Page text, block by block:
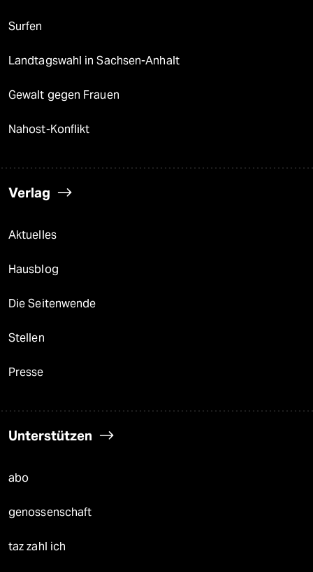
Surfen
Landtagswahl in Sachsen-Anhalt
Gewalt gegen Frauen
Nahost-Konflikt
Verlag
Aktuelles
Hausblog
Die Seitenwende
Stellen
Presse
Unterstützen
abo
genossenschaft
taz zahl ich